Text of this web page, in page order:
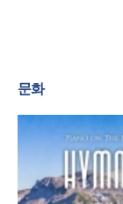
문화